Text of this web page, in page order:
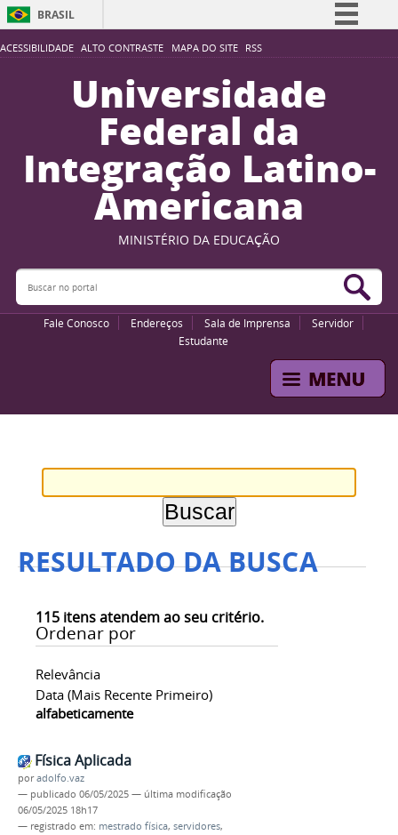
ACESSIBILIDADE ALTO CONTRASTE MAPA DO SITE RSS
BRASIL
Simplifique!
Participe
Acesso à informação
Legislação
Canais
Universidade
Federal da
Integração Latino-
Americana
MINISTÉRIO DA EDUCAÇÃO
Buscar no portal
Fale Conosco Endereços Sala de Imprensa
Servidor
Estudante
RESULTADO DA BUSCA
115 itens atendem ao seu critério.
Ordenar por
Relevância
Data (mais Recente Primeiro)
alfabeticamente
Física Aplicada
poradolfo.vaz
— publicado 06/05/2025 — última modificação
06/05/2025 18h17
— registrado em: mestrado física, servidores,